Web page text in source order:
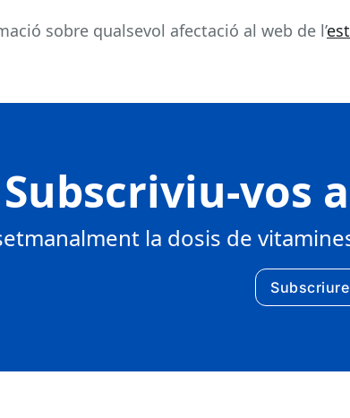
sobre qualsevol afectació al web de l’
Subscriviu-vos
la dosis de